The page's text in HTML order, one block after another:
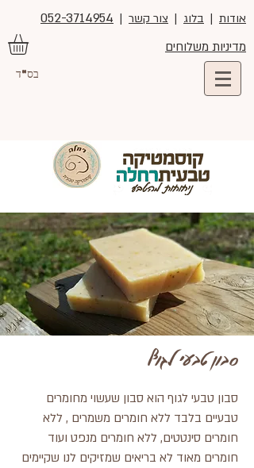
אודות | בלוג | צור קשר |
052-3714954
מדיניות משלוחים
בס"ד
סבון טבעי לגוף
סבון טבעי לגוף הוא סבון שעשוי מחומרים
טבעיים בלבד ללא חומרים משמרים , ללא
חומרים סינטטים, ללא חומרים מנפט ועוד
חומרים מאוד לא בריאים שמזיקים לנו שקיימים